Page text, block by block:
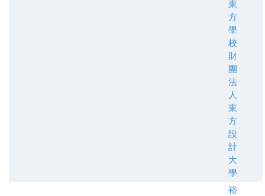
東
方
學
校
財
團
法
人
東
方
設
計
大
學
裕